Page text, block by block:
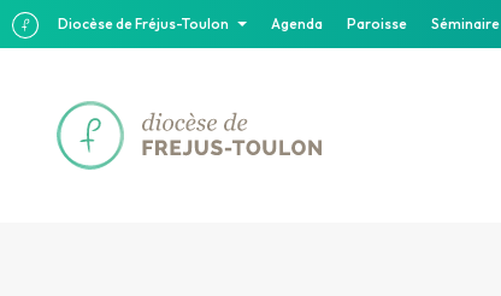
Diocèse de Fréjus-Toulon Agenda Paroisse Séminaire